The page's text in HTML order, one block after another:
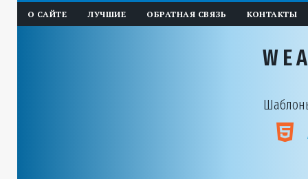
О САЙТЕ ЛУЧШИЕ ОБРАТНАЯ СВЯЗЬ КОНТАКТЫ